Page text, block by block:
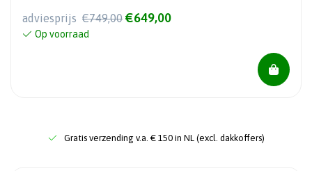
adviesprijs €749,00 €649,00
Op voorraad
Gratis verzending v.a. € 150 in NL (excl. dakkoffers)